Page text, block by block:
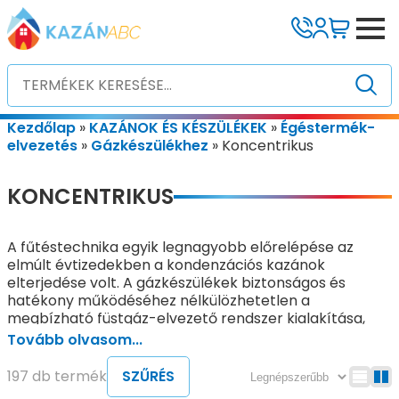
Kezdőlap » KAZÁNOK ÉS KÉSZÜLÉKEK » Égéstermék-
elvezetés » Gázkészülékhez » Koncentrikus
KONCENTRIKUS
A fűtéstechnika egyik legnagyobb előrelépése az
elmúlt évtizedekben a kondenzációs kazánok
elterjedése volt. A gázkészülékek biztonságos és
hatékony működéséhez nélkülözhetetlen a
megbízható füstgáz-elvezető rendszer kialakítása,
amelynek területén a koncentrikus égéstermék-
elvezető rendszer vált a legelterjedtebb és
leggyakrabban alkalmazott megoldássá.
Tovább olvasom...
197 db termék
SZŰRÉS